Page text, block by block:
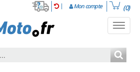
Mon compte (0)